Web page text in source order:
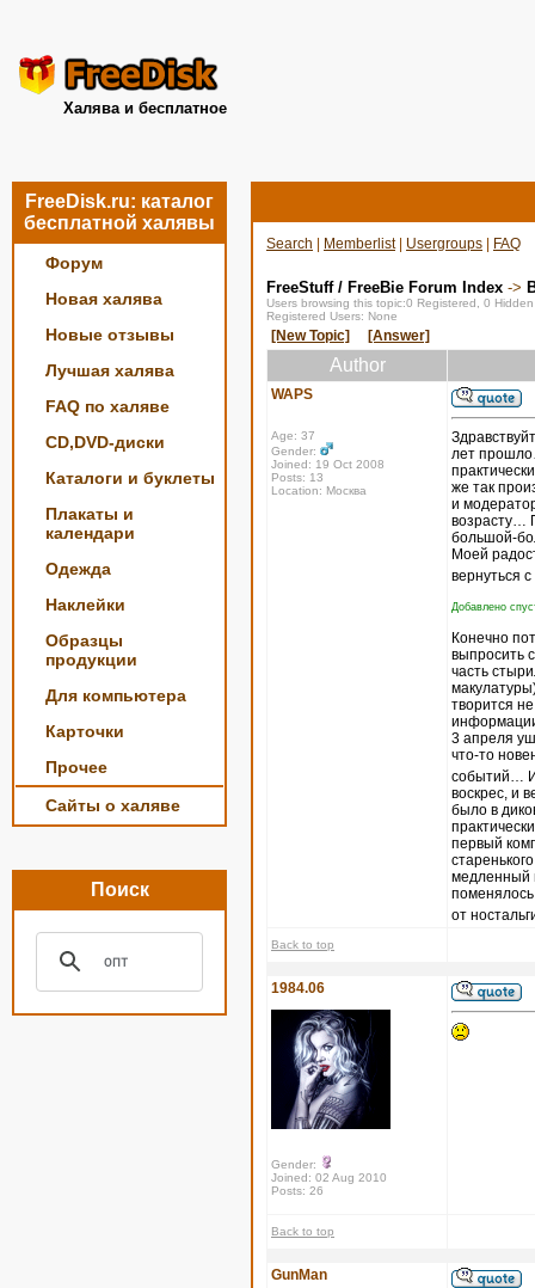
Халява и бесплатное
FreeDisk.ru: каталог
бесплатной халявы
Форум
Новая халява
Новые отзывы
Лучшая халява
FAQ по халяве
CD,DVD-диски
Каталоги и буклеты
Плакаты и
календари
Одежда
Наклейки
Образцы
продукции
Для компьютера
Карточки
Прочее
Сайты о халяве
Поиск
Search Memberlist| Usergroups FAQ
FreeStuff / FreeBie Forum Index ->
Users browsing this topic:0 Registered, 0
Registered Users: None
[New Topic] [Answer]
Author
WAPS
Age: 37
Gender:
Joined: 19 Oct 2008
Posts: 13
Location: Москва
лет
же так
и
возрасту…
большой-
Моей
вернуться
Добавлено
Конечно
выпросить
часть
творится
3 апреля
что-то
событий… И
воскрес, и
было в
первый
медленный
от
Back to top
1984.06
Gender:
Joined: 02 Aug 2010
Posts: 26
Back to top
GunMan